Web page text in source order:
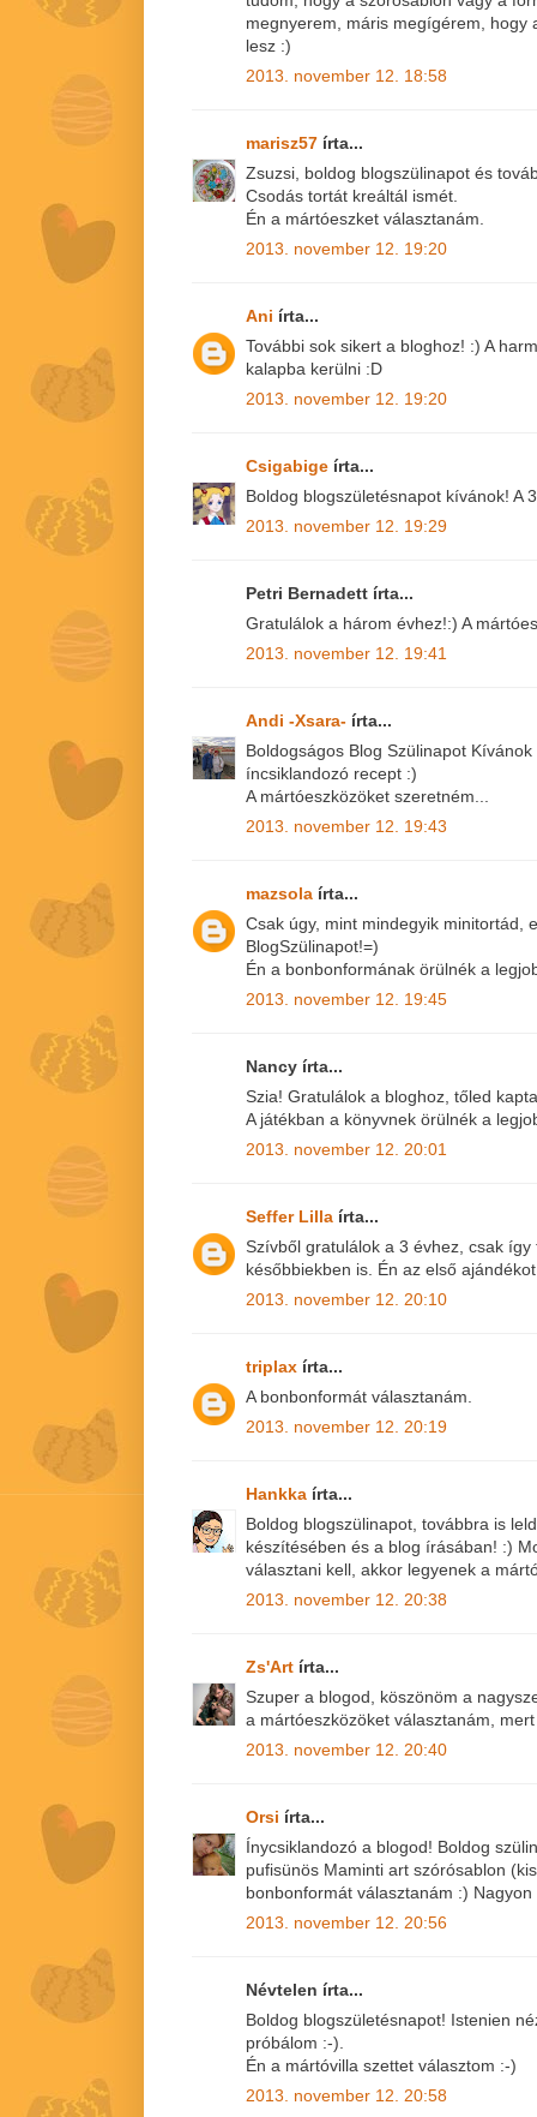
megnyerem, máris megígérem, hogy
lesz :)
2013. november 12. 18:58
marisz57 írta...
Zsuzsi, boldog blogszülinapot és
Csodás tortát kreáltál ismét.
Én a mártóeszket választanám.
2013. november 12. 19:20
Ani írta...
További sok sikert a bloghoz! :) A
kalapba kerülni :D
2013. november 12. 19:20
Csigabige írta...
Boldog blogszületésnapot kívánok! A
2013. november 12. 19:29
Petri Bernadett írta...
Gratulálok a három évhez!:) A
2013. november 12. 19:41
Andi -Xsara- írta...
Boldogságos Blog Szülinapot
íncsiklandozó recept :)
A mártóeszközöket szeretném...
2013. november 12. 19:43
mazsola írta...
Csak úgy, mint mindegyik minitortád,
BlogSzülinapot!=)
Én a bonbonformának örülnék a
2013. november 12. 19:45
Nancy írta...
Szia! Gratulálok a bloghoz, tőled
A játékban a könyvnek örülnék a
2013. november 12. 20:01
Seffer Lilla írta...
Szívből gratulálok a 3 évhez, csak
későbbiekben is. Én az első
2013. november 12. 20:10
triplax írta...
A bonbonformát választanám.
2013. november 12. 20:19
Hankka írta...
Boldog blogszülinapot, továbbra is
készítésében és a blog írásában! :)
választani kell, akkor legyenek a
2013. november 12. 20:38
Zs'Art írta...
Szuper a blogod, köszönöm a
a mártóeszközöket választanám,
2013. november 12. 20:40
Orsi írta...
Ínycsiklandozó a blogod! Boldog
pufisünös Maminti art szórósablon
bonbonformát választanám :) Nagyon
2013. november 12. 20:56
Névtelen írta...
Boldog blogszületésnapot! Istenien
próbálom :-).
Én a mártóvilla szettet választom :-)
2013. november 12. 20:58